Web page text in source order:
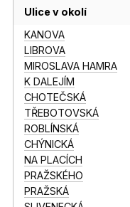
Ulice v okolí
KANOVA
LIBROVA
MIROSLAVA HAMRA
K DALEJÍM
CHOTEČSKÁ
TŘEBOTOVSKÁ
ROBLÍNSKÁ
CHÝNICKÁ
NA PLACÍCH
PRAŽSKÉHO
PRAŽSKÁ